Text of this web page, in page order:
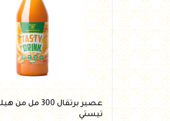
جنيه
أضف للسلة
عصير برتقال 300 مل
تيستي